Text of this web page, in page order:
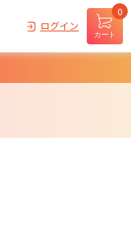
ログイン
カート
0